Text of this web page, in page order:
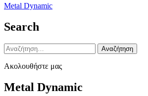
Πλοήγηση
άρθρων
Metal Dynamic
Search
Αναζήτηση
για:
Ακολουθήστε μας
Metal Dynamic